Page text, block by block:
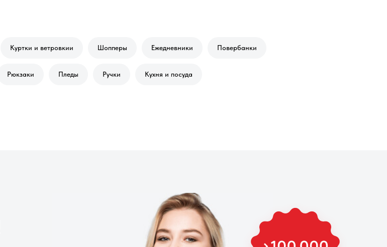
Куртки и ветровкии Шопперы Ежедневники Повербанки
Рюкзаки Пледы Ручки Кухня и посуда